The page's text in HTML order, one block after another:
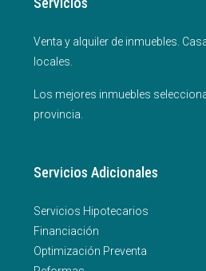
Venta y alquiler de inmuebles.
locales.
Los mejores inmuebles
provincia.
Servicios Adicionales
Servicios Hipotecarios
Financiación
Optimización Preventa